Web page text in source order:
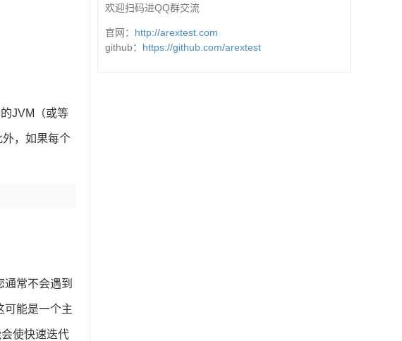
JVM（或等
，如果每个
常不会遇到
可能是一个主
使快速迭代
欢迎扫码进QQ群交流
官网： http://arextest.com
github： https://github.com/arextest